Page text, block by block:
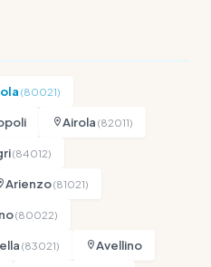
(80021)
Airola (82011)
(84012)
Arienzo(81021)
(80022)
(83021)
Avellino